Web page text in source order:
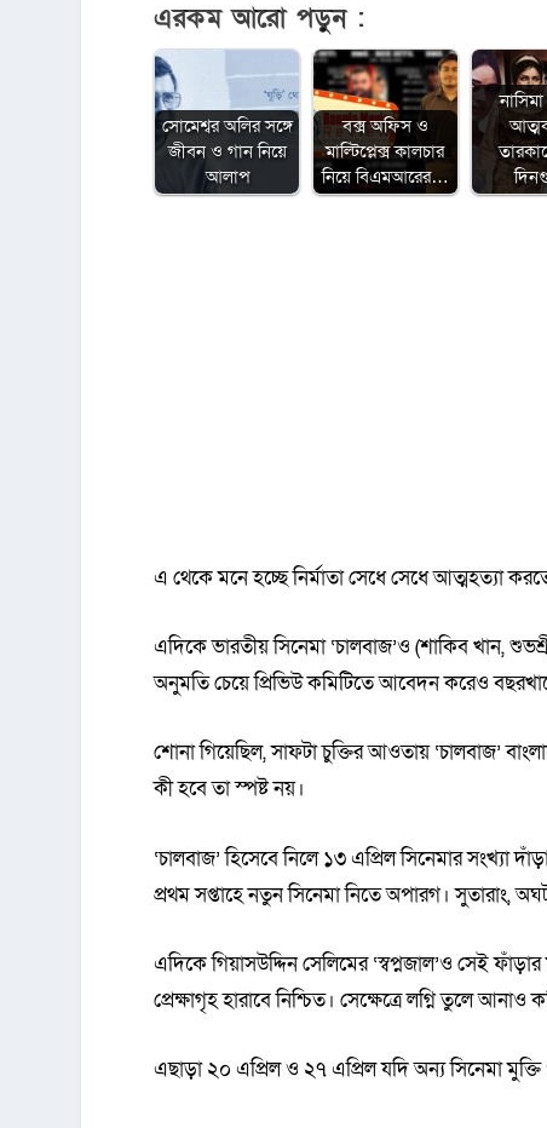
এরকম আরো পড়ুন :
সোমেশ্বর অলির সঙ্গে
জীবন ও গান নিয়ে
আলাপ
বক্স অফিস ও
মাল্টিপ্লেক্স কালচার
নিয়ে বিএমআরের…
এ থেকে মনে হচ্ছে নির্মাতা সেধে সেধে আত্মহত্যা
এদিকে ভারতীয় সিনেমা ‘চালবাজ’ও (শাকিব খান,
অনুমতি চেয়ে প্রিভিউ কমিটিতে আবেদন করেও
শোনা গিয়েছিল, সাফটা চুক্তির আওতায় ‘চালবাজ’
কী হবে তা স্পষ্ট নয়।
‘চালবাজ’ হিসেবে নিলে ১৩ এপ্রিল সিনেমার
প্রথম সপ্তাহে নতুন সিনেমা নিতে অপারগ। সুতারাং,
এদিকে গিয়াসউদ্দিন সেলিমের ‘স্বপ্নজাল’ও সেই
প্রেক্ষাগৃহ হারাবে নিশ্চিত। সেক্ষেত্রে লগ্নি তুলে আনাও
এছাড়া ২০ এপ্রিল ও ২৭ এপ্রিল যদি অন্য সিনেমা